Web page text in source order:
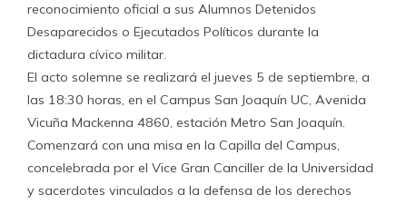
reconocimiento oficial a sus Alumnos Detenidos
Desaparecidos o Ejecutados Políticos durante la
dictadura cívico militar.
El acto solemne se realizará el jueves 5 de septiembre, a
las 18:30 horas, en el Campus San Joaquín UC, Avenida
Vicuña Mackenna 4860, estación Metro San Joaquín.
Comenzará con una misa en la Capilla del Campus,
concelebrada por el Vice Gran Canciller de la Universidad
y sacerdotes vinculados a la defensa de los derechos